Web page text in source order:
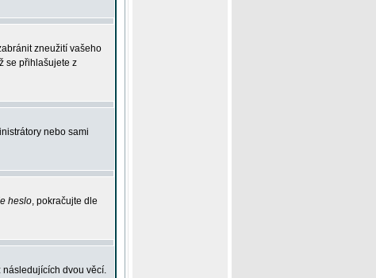
zneužití vašeho
se přihlašujete z
nebo sami
heslo, pokračujte dle
následujících dvou věcí.